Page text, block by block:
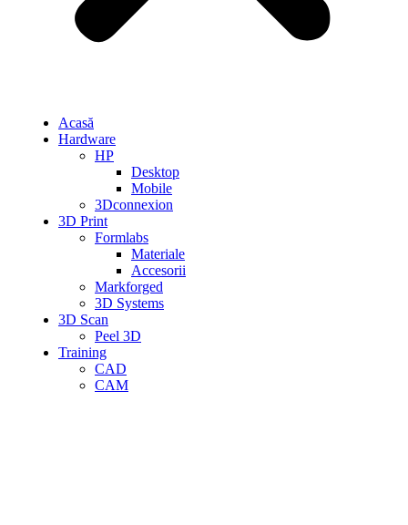
Acasă
Hardware
HP
Desktop
Mobile
3Dconnexion
3D Print
Formlabs
Materiale
Accesorii
Markforged
3D Systems
3D Scan
Peel 3D
Training
CAD
CAM